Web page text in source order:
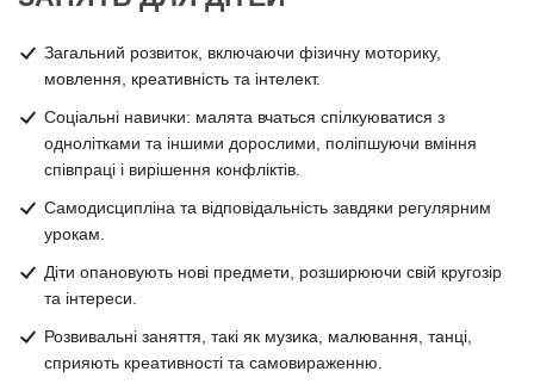
Загальний розвиток, включаючи фізичну моторику,
мовлення, креативність та інтелект.
Соціальні навички: малята вчаться спілкуюватися з
однолітками та іншими дорослими, поліпшуючи вміння
співпраці і вирішення конфліктів.
Самодисципліна та відповідальність завдяки регулярним
урокам.
Діти опановують нові предмети, розширюючи свій кругозір
та інтереси.
Розвивальні заняття, такі як музика, малювання, танці,
сприяють креативності та самовираженню.